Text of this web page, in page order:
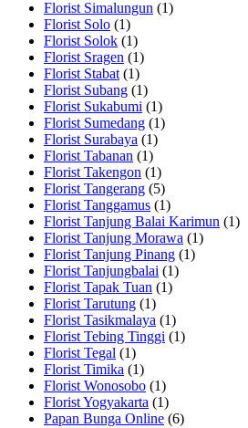
Florist Simalungun (1)
Florist Solo (1)
Florist Solok (1)
Florist Sragen (1)
Florist Stabat (1)
Florist Subang (1)
Florist Sukabumi (1)
Florist Sumedang (1)
Florist Surabaya (1)
Florist Tabanan (1)
Florist Takengon (1)
Florist Tangerang (5)
Florist Tanggamus (1)
Florist Tanjung Balai Karimun (1)
Florist Tanjung Morawa (1)
Florist Tanjung Pinang (1)
Florist Tanjungbalai (1)
Florist Tapak Tuan (1)
Florist Tarutung (1)
Florist Tasikmalaya (1)
Florist Tebing Tinggi (1)
Florist Tegal (1)
Florist Timika (1)
Florist Wonosobo (1)
Florist Yogyakarta (1)
Papan Bunga Online (6)